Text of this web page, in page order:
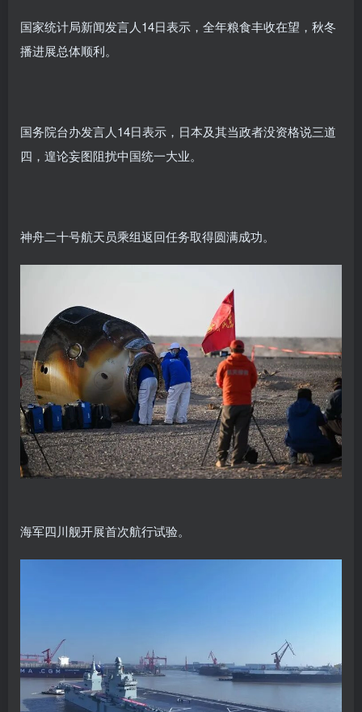
国家统计局新闻发言人14日表示 ，全年粮食丰收在望，秋冬
播进展总体顺利。
国务院台办发言人14日表示，日本及其当政者没资格说三道
四，遑论妄图阻扰中国统一大业。
神舟二十号航天员乘组返回任务取得圆满成功。
海军四川舰开展首次航行试验。